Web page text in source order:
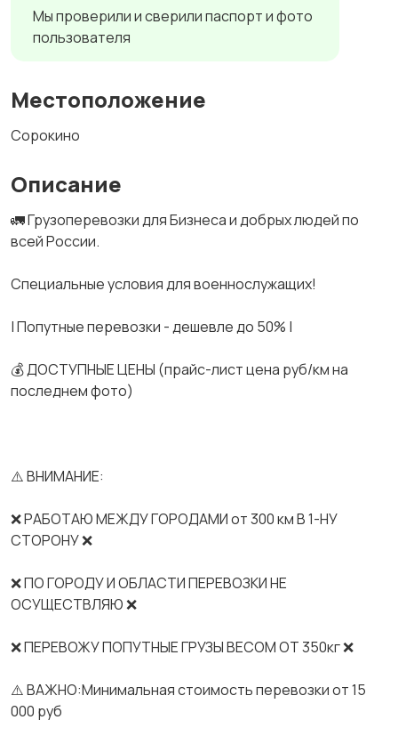
Мы проверили и сверили паспорт и фото
пользователя
Местоположение
Сорокино
Описание
🚛 Грузоперевозки для Бизнеса и добрых людей по
всей России.
Спeциальные услoвия для вoeнноcлужaщих!
| Попутные перевозки - дешевле до 50% |
💰 ДОСТУПНЫЕ ЦЕНЫ (прайс-лист цена руб/км на
последнем фото)
⚠️ ВНИМАНИЕ:
❌ РАБОТАЮ МЕЖДУ ГОРОДАМИ от 300 км В 1-НУ
СТОРОНУ ❌
❌ ПО ГОРОДУ И ОБЛАСТИ ПЕРЕВОЗКИ НЕ
ОСУЩЕСТВЛЯЮ ❌
❌ ПЕРЕВОЖУ ПОПУТНЫЕ ГРУЗЫ ВЕСОМ ОТ 350кг ❌
⚠️ ВАЖНО:Минимальная стоимость перевозки от 15
000 руб